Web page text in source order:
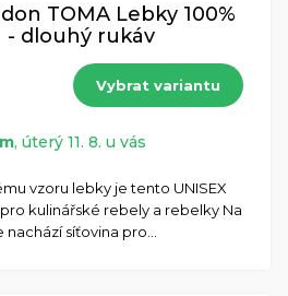
TOMA Lebky 100%
- dlouhý rukáv
Vybrat variantu
, úterý 11. 8. u vás
vzoru lebky je tento UNISEX
kulinářské rebely a rebelky Na
síťovina pro...